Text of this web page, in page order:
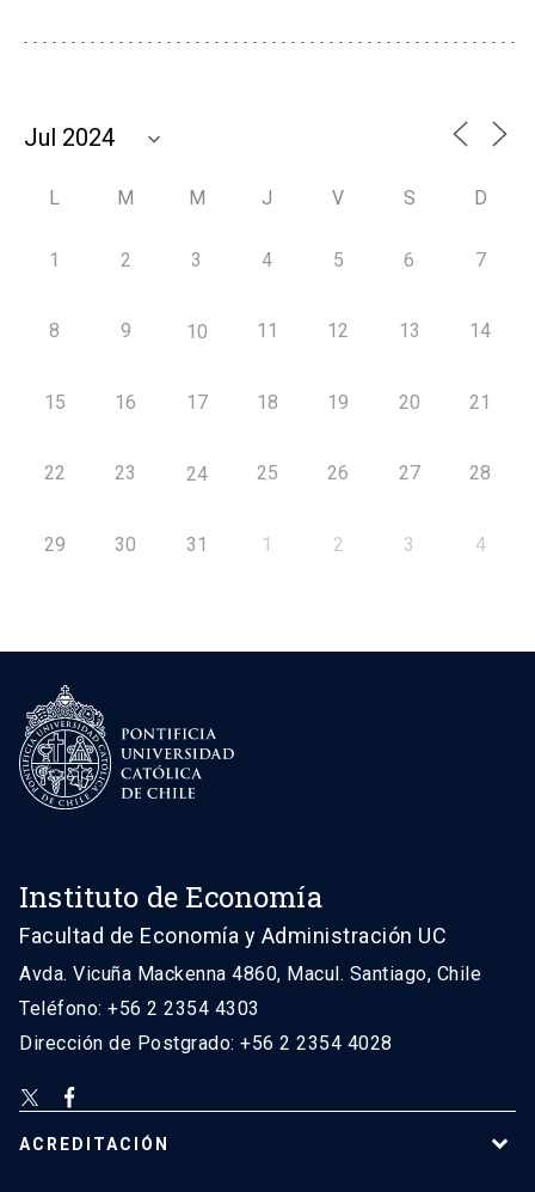
L M M J V S D
1 2 3 4 5 6 7
8 9 10 11 12 13 14
15 16 17 18 19 20 21
22 23 24 25 26 27 28
29 30 31 1 2 3 4
Instituto de Economía
Facultad de Economía y Administración UC
Avda. Vicuña Mackenna 4860, Macul. Santiago, Chile
Teléfono: +56 2 2354 4303
Dirección de Postgrado: +56 2 2354 4028
ACREDITACIÓN